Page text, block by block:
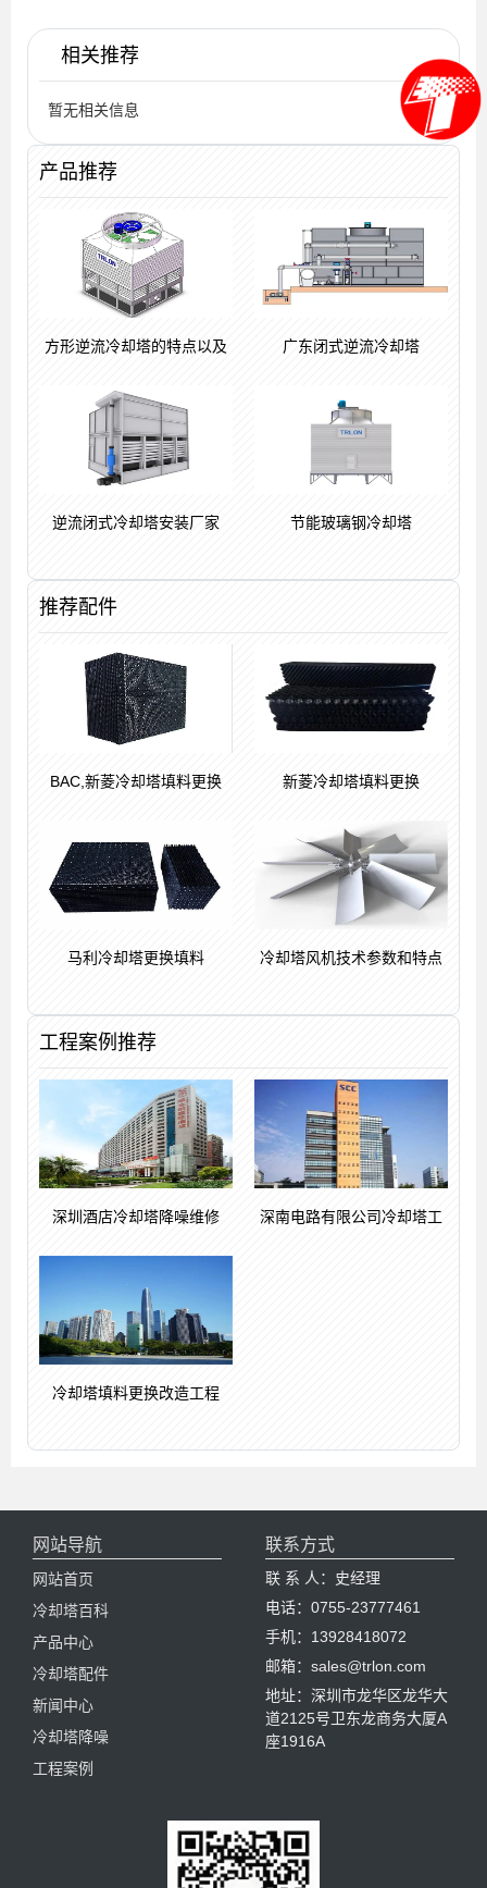
相关推荐
暂无相关信息
产品推荐
方形逆流冷却塔的特点以及 广东闭式逆流冷却塔
逆流闭式冷却塔安装厂家 节能玻璃钢冷却塔
推荐配件
BAC,新菱冷却塔填料更换 新菱冷却塔填料更换
马利冷却塔更换填料 冷却塔风机技术参数和特点
工程案例推荐
深圳酒店冷却塔降噪维修 深南电路有限公司冷却塔工
冷却塔填料更换改造工程
网站导航
网站首页
冷却塔百科
产品中心
冷却塔配件
新闻中心
冷却塔降噪
工程案例
联系方式
联 系 人：史经理
电话：0755-23777461
手机：13928418072
邮箱：sales@trlon.com
地址：深圳市龙华区龙华大
道2125号卫东龙商务大厦A
座1916A